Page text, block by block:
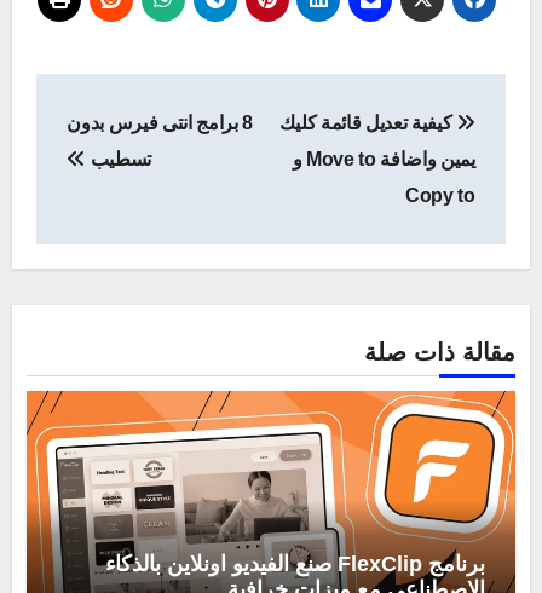
المقالات
كيفية تعديل قائمة كليك
يمين واضافة Move to و
Copy to
8 برامج انتى فيرس بدون
تسطيب
مقالة ذات صلة
برنامج FlexClip صنع الفيديو اونلاين بالذكاء